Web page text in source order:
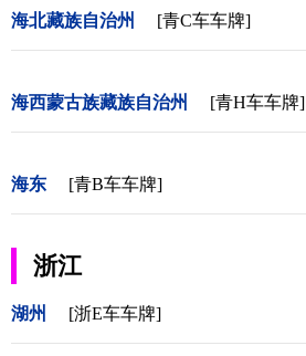
海北藏族自治州 [青C车车牌]
海西蒙古族藏族自治州 [青H车车牌]
海东 [青B车车牌]
浙江
湖州 [浙E车车牌]